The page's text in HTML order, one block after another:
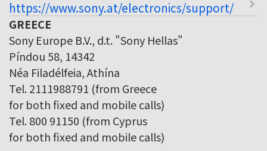
https://www.sony.at/electronics/support/
GREECE
Sony Europe B.V., d.t. "Sony Hellas"
Píndou 58, 14342
Néa Filadélfeia, Athína
Tel. 2111988791 (from Greece
for both fixed and mobile calls)
Tel. 800 91150 (from Cyprus
for both fixed and mobile calls)